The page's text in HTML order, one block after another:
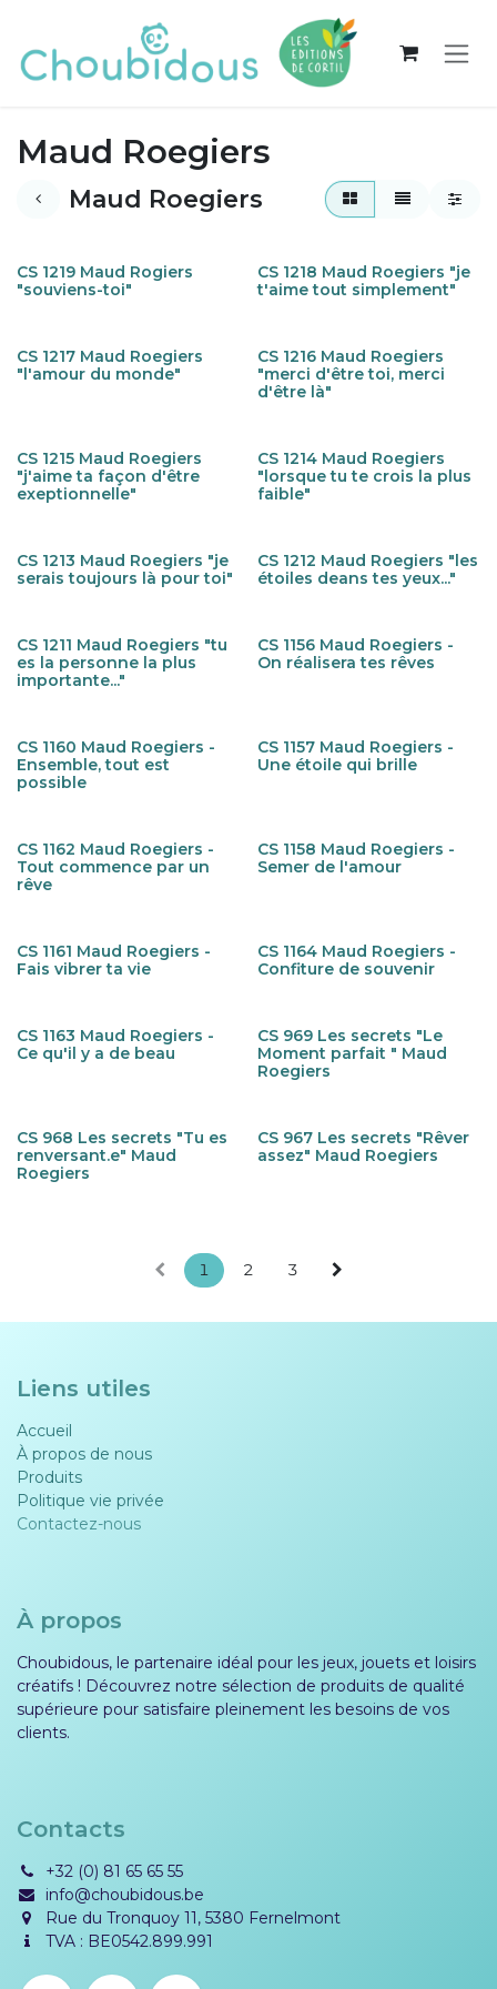
Maud Roegiers
Maud Roegiers
CS 1219 Maud Rogiers
"souviens-toi"
CS 1218 Maud Roegiers "je
t'aime tout simplement"
CS 1217 Maud Roegiers
"l'amour du monde"
CS 1216 Maud Roegiers
"merci d'être toi, merci
d'être là"
CS 1215 Maud Roegiers
"j'aime ta façon d'être
exeptionnelle"
CS 1214 Maud Roegiers
"lorsque tu te crois la plus
faible"
CS 1213 Maud Roegiers "je
serais toujours là pour toi"
CS 1212 Maud Roegiers "les
étoiles deans tes yeux..."
CS 1211 Maud Roegiers "tu
es la personne la plus
importante..."
CS 1156 Maud Roegiers -
On réalisera tes rêves
CS 1160 Maud Roegiers -
Ensemble, tout est
possible
CS 1157 Maud Roegiers -
Une étoile qui brille
CS 1162 Maud Roegiers -
Tout commence par un
rêve
CS 1158 Maud Roegiers -
Semer de l'amour
CS 1161 Maud Roegiers -
Fais vibrer ta vie
CS 1164 Maud Roegiers -
Confiture de souvenir
CS 1163 Maud Roegiers -
Ce qu'il y a de beau
CS 969 Les secrets "Le
Moment parfait " Maud
Roegiers
CS 968 Les secrets "Tu es
renversant.e" Maud
Roegiers
CS 967 Les secrets "Rêver
assez" Maud Roegiers
1 2 3
Liens utiles
Accueil
À propos de nous
Produits
Politique vie privée​​
Contactez-nous
À propos
Choubidous, le partenaire idéal pour les jeux, jouets et loisirs
créatifs ! Découvrez notre sélection de produits de qualité
supérieure pour satisfaire pleinement les besoins de vos
clients.
Contacts
+32 (0) 81 65 65 55
info@choubidous.be
Rue du Tronquoy 11, 5380 Fernelmont
TVA : BE0542.899.991